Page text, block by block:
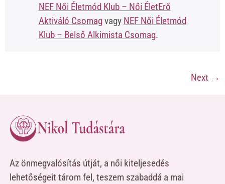
NEF Női Életmód Klub – Női ÉletErő
Aktiváló Csomagvagy NEF Női Életmód
Klub – Belső Alkimista Csomag.
Next →
Az önmegvalósítás útját, a női kiteljesedés
lehetőségeit tárom fel, teszem szabaddá a mai